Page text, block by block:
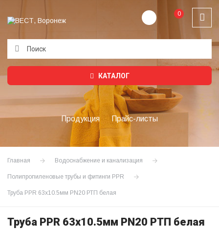
0
КАТАЛОГ
Продукция Прайс-листы
Главная Водоснабжение и канализация
Полипропиленовые трубы и фитинги PPR
Труба PPR 63х10.5мм PN20 РТП белая
Труба PPR 63х10.5мм PN20 РТП белая